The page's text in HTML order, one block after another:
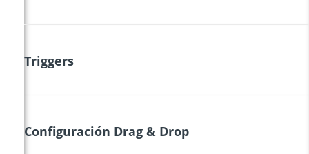
Triggers
Configuración Drag & Drop